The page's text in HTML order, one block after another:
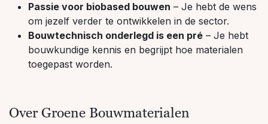
Passie voor biobased bouwen – Je hebt de wens
om jezelf verder te ontwikkelen in de sector.
Bouwtechnisch onderlegd is een pré – Je hebt
bouwkundige kennis en begrijpt hoe materialen
toegepast worden.
Over Groene Bouwmaterialen